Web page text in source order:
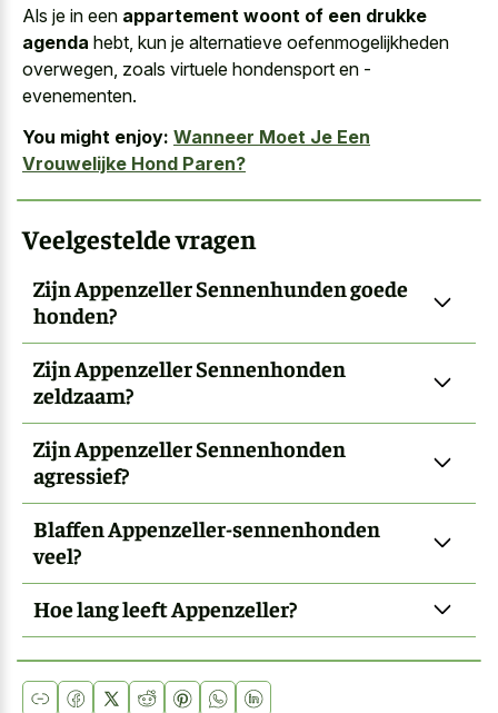
Als je in een appartement woont of een drukke
agenda hebt, kun je alternatieve oefenmogelijkheden
overwegen, zoals virtuele hondensport en -
evenementen.
You might enjoy: Wanneer Moet Je Een
Vrouwelijke Hond Paren?
Veelgestelde vragen
Zijn Appenzeller Sennenhunden goede
honden?
Zijn Appenzeller Sennenhonden
zeldzaam?
Zijn Appenzeller Sennenhonden
agressief?
Blaffen Appenzeller-sennenhonden
veel?
Hoe lang leeft Appenzeller?